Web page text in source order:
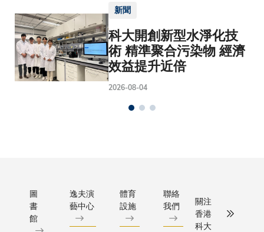
新聞
科大開創新型水淨化技
術 精準聚合污染物 經濟
效益提升近倍
2026-08-04
圖
書
館
逸夫演
藝中心
體育
設施
聯絡
我們
關注
香港
科大